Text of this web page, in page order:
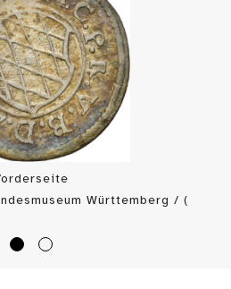
Württemberg / (